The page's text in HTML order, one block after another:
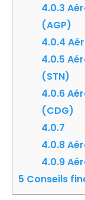
4.0.3
(AGP)
4.0.4
4.0.5
(STN)
4.0.6
(CDG)
4.0.7
4.0.8
4.0.9
5 Conseils